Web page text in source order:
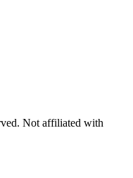
Not affiliated with